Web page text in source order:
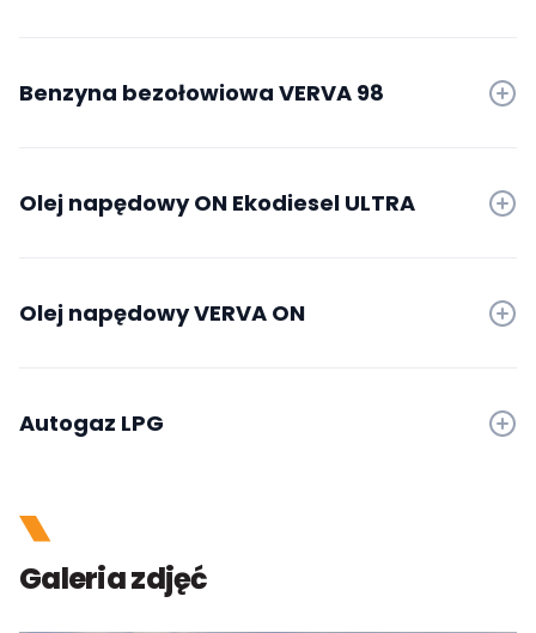
Benzyna bezołowiowa VERVA 98
Olej napędowy ON Ekodiesel ULTRA
Olej napędowy VERVA ON
Autogaz LPG
Galeria zdjęć